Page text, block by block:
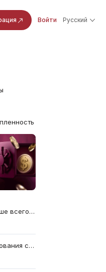
Войти Русский
MT4 против MT5: что лучше всего подходит вашей стратегии Форекс?
Лучшие стратегии копирования сделок для начинающих